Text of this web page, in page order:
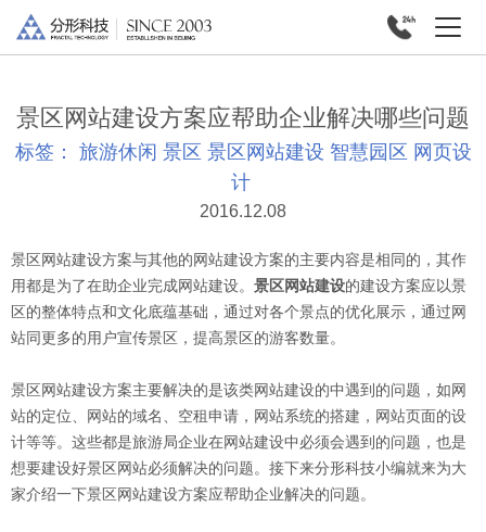
景区网站建设方案应帮助企业解决哪些问题
标签： 旅游休闲 景区 景区网站建设 智慧园区 网页设
计
2016.12.08
景区网站建设方案与其他的网站建设方案的主要内容是相同的，其作
用都是为了在助企业完成网站建设。 景区网站建设的建设方案应以景
区的整体特点和文化底蕴基础，通过对各个景点的优化展示，通过网
站同更多的用户宣传景区，提高景区的游客数量。
景区网站建设方案主要解决的是该类网站建设的中遇到的问题，如网
站的定位、网站的域名、空租申请，网站系统的搭建，网站页面的设
计等等。这些都是旅游局企业在网站建设中必须会遇到的问题，也是
想要建设好景区网站必须解决的问题。接下来分形科技小编就来为大
家介绍一下景区网站建设方案应帮助企业解决的问题。